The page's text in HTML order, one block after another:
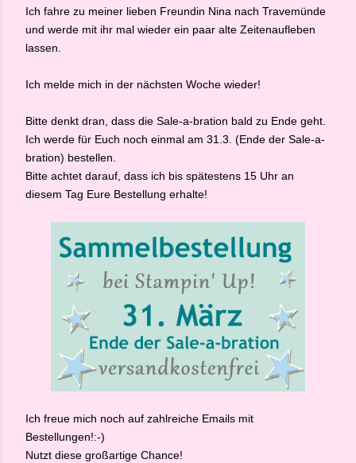
Ich fahre zu meiner lieben Freundin Nina nach Travemünde
und werde mit ihr mal wieder ein paar alte Zeitenaufleben
lassen.
Ich melde mich in der nächsten Woche wieder!
Bitte denkt dran, dass die Sale-a-bration bald zu Ende geht.
Ich werde für Euch noch einmal am 31.3. (Ende der Sale-a-
bration) bestellen.
Bitte achtet darauf, dass ich bis spätestens 15 Uhr an
diesem Tag Eure Bestellung erhalte!
Ich freue mich noch auf zahlreiche Emails mit
Bestellungen!:-)
Nutzt diese großartige Chance!